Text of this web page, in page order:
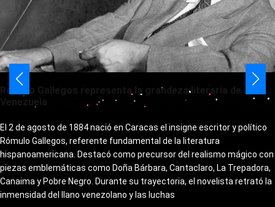
Rómulo Gallegos representa la grandeza literaria de
El 2 de agosto de 1884 nació en Caracas el insigne escritor y político
Rómulo Gallegos, referente fundamental de la literatura
hispanoamericana. Destacó como precursor del realismo mágico con
piezas emblemáticas como Doña Bárbara, Cantaclaro, La Trepadora,
Canaima y Pobre Negro. Durante su trayectoria, el novelista retrató la
inmensidad del llano venezolano y las luchas